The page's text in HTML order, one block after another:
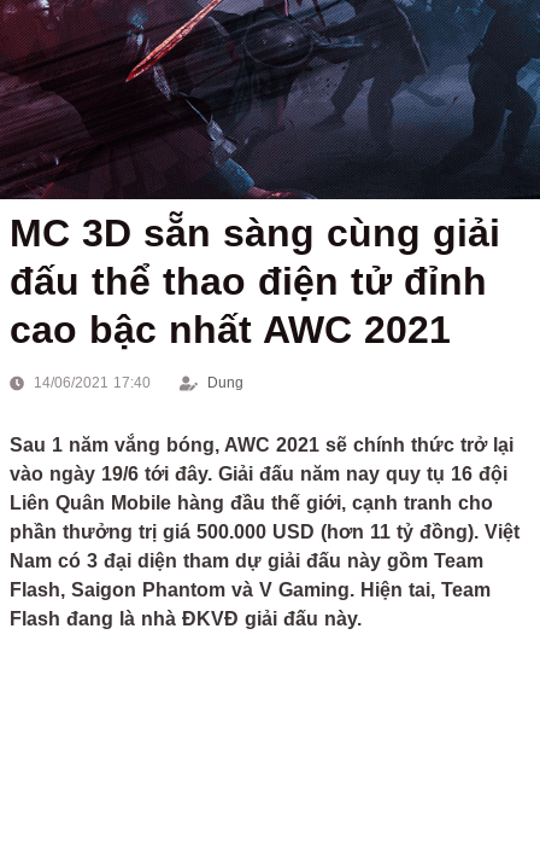
MC 3D sẵn sàng cùng giải
đấu thể thao điện tử đỉnh
cao bậc nhất AWC 2021
14/06/2021 17:40 Dung
Sau 1 năm vắng bóng, AWC 2021 sẽ chính thức trở lại
vào ngày 19/6 tới đây. Giải đấu năm nay quy tụ 16 đội
Liên Quân Mobile hàng đầu thế giới, cạnh tranh cho
phần thưởng trị giá 500.000 USD (hơn 11 tỷ đồng). Việt
Nam có 3 đại diện tham dự giải đấu này gồm Team
Flash, Saigon Phantom và V Gaming. Hiện tai, Team
Flash đang là nhà ĐKVĐ giải đấu này.